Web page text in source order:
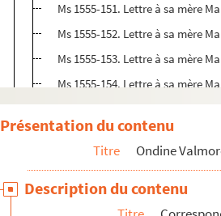
Ms 1555-151. Lettre à sa mère
Ms 1555-152. Lettre à sa mère
Ms 1555-153. Lettre à sa mère
Ms 1555-154. Lettre à sa mère
Ms 1555-156. Lettre à sa mère
Ms 1555-157. Lettre à sa mère
Ms 1555-158. Lettre à sa mère
Ms 1555-159. Lettre à sa mère
Présentation du contenu
Titre Ondine
Description du contenu